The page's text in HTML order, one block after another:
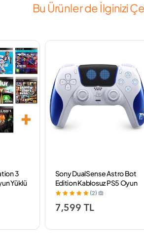
Bu Ürünler de İlginizi
3
Yüklü
Sony DualSense Astro Bot
Edition Kablosuz PS5 Oyun
Kolu
(2)
7,599 TL